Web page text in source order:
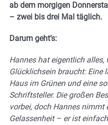
ab dem morgigen
– zwei bis drei Mal täglich.
Darum geht’s:
Hannes hat eigentlich alles,
Glücklichsein braucht: Eine
Haus im Grünen und eine
Schriftsteller. Die großen
vorbei, doch Hannes nimmt
Gelassenheit – er ist